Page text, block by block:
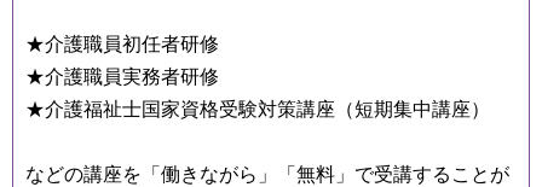
★介護職員初任者研修
★介護職員実務者研修
★介護福祉士国家資格受験対策講座（短期集中講座）
などの講座を「働きながら」「無料」で受講することが